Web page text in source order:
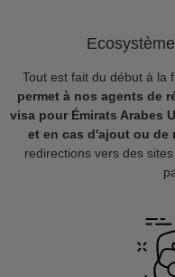
Tout est fait du début à la
permet à nos agents de
visa pour Émirats Arabes
et en cas d'ajout ou de
redirections vers des